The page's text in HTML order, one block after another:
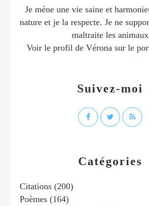
Catégories
Citations (200)
Poèmes (164)
Suivez-moi
Je mène une vie saine et
nature et je la respecte. Je ne
maltraite les animaux
Voir le profil de Vérona sur le